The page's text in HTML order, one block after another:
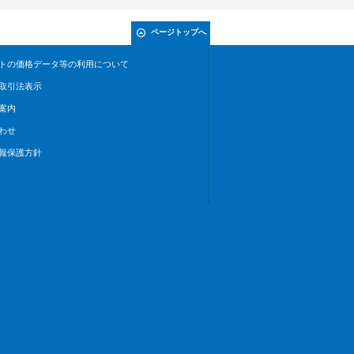
ページトップへ
の価格データ等の利用について
引法表示
内
せ
保護方針